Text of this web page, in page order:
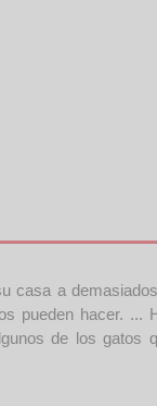
casa a
pueden hacer. ...
de los gatos